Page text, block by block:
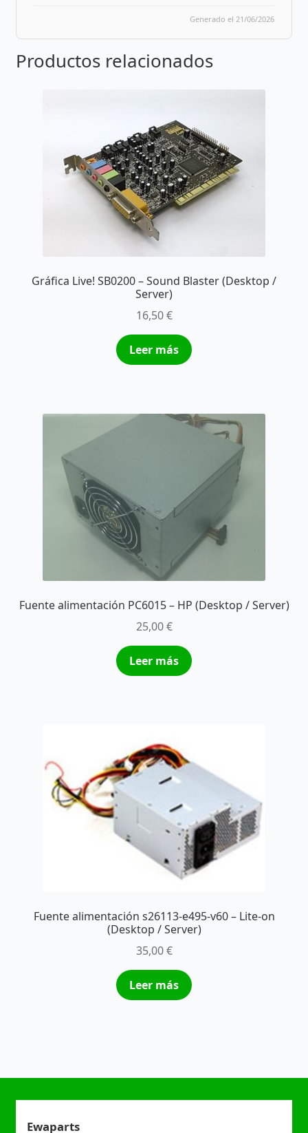
Generado el 21/06/2026
Productos relacionados
Gráfica Live! SB0200 – Sound Blaster (Desktop /
Server)
16,50€
Leer más
Fuente alimentación PC6015 – HP (Desktop / Server)
25,00€
Leer más
Fuente alimentación s26113-e495-v60 – Lite-on
(Desktop / Server)
35,00€
Leer más
Ewaparts